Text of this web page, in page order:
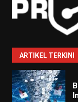
ARTIKEL TERKINI